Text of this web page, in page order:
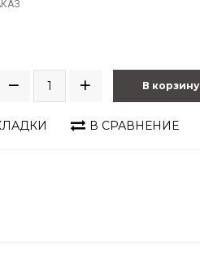
В корзину
В СРАВНЕНИЕ